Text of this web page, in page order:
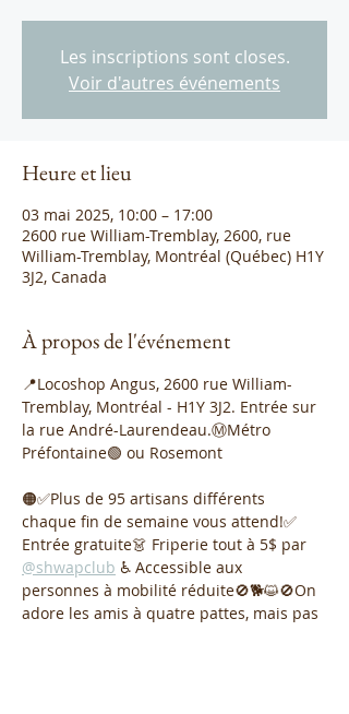
Les inscriptions sont closes.
Voir d'autres événements
Heure et lieu
03 mai 2025, 10:00 – 17:00
2600 rue William-Tremblay, 2600, rue
William-Tremblay, Montréal (Québec) H1Y
3J2, Canada
À propos de l'événement
📍Locoshop Angus, 2600 rue William-
Tremblay, Montréal - H1Y 3J2. Entrée sur
la rue André-Laurendeau.Ⓜ️Métro
Préfontaine🟢 ou Rosemont
🟠✅Plus de 95 artisans différents
chaque fin de semaine vous attend!✅
Entrée gratuite👗 Friperie tout à 5$ par
@shwapclub ♿ Accessible aux
personnes à mobilité réduite🚫🐕😺🚫On
adore les amis à quatre pattes, mais pas